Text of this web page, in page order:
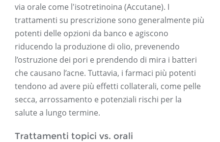
via orale come l'isotretinoina (Accutane). I
trattamenti su prescrizione sono generalmente più
potenti delle opzioni da banco e agiscono
riducendo la produzione di olio, prevenendo
l’ostruzione dei pori e prendendo di mira i batteri
che causano l’acne. Tuttavia, i farmaci più potenti
tendono ad avere più effetti collaterali, come pelle
secca, arrossamento e potenziali rischi per la
salute a lungo termine.
Trattamenti topici vs. orali